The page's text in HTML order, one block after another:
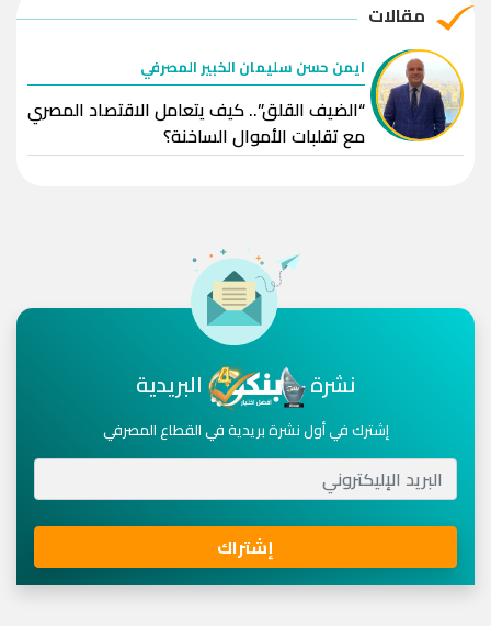
مقالات
ايمن حسن سليمان الخبير المصرفي
“الضيف القلق”.. كيف يتعامل الاقتصاد المصري
مع تقلبات الأموال الساخنة؟
نشرة البريدية
إشترك في أول نشرة بريدية في القطاع المصرفي